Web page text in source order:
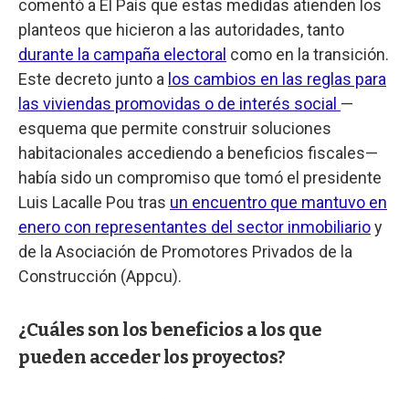
comentó a El País que estas medidas atienden los
planteos que hicieron a las autoridades, tanto
durante la campaña electoral como en la transición.
Este decreto junto a los cambios en las reglas para
las viviendas promovidas o de interés social —
esquema que permite construir soluciones
habitacionales accediendo a beneficios fiscales—
había sido un compromiso que tomó el presidente
Luis Lacalle Pou tras un encuentro que mantuvo en
enero con representantes del sector inmobiliarioy
de la Asociación de Promotores Privados de la
Construcción (Appcu).
¿Cuáles son los beneficios a los que
pueden acceder los proyectos?